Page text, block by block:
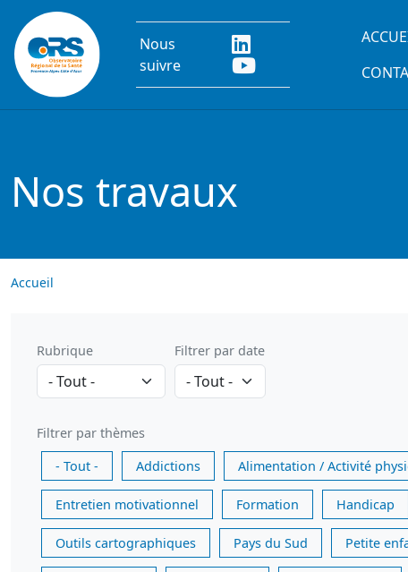
Aller au contenu principal
Nous
suivre
Nos travaux
Accueil
Rubrique Filtrer par date
Filtrer par thèmes
- Tout -
Addictions Alimentation / Activité
Entretien motivationnel Formation Handicap
Outils cartographiques Pays du Sud Petite